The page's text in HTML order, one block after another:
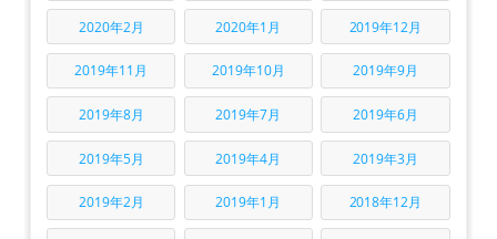
2020年2月 2020年1月 2019年12月
2019年11月 2019年10月 2019年9月
2019年8月 2019年7月 2019年6月
2019年5月 2019年4月 2019年3月
2019年2月 2019年1月 2018年12月